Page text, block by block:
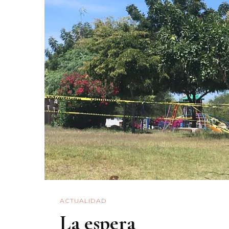
(1/2)
ACTUALIDAD
La espera